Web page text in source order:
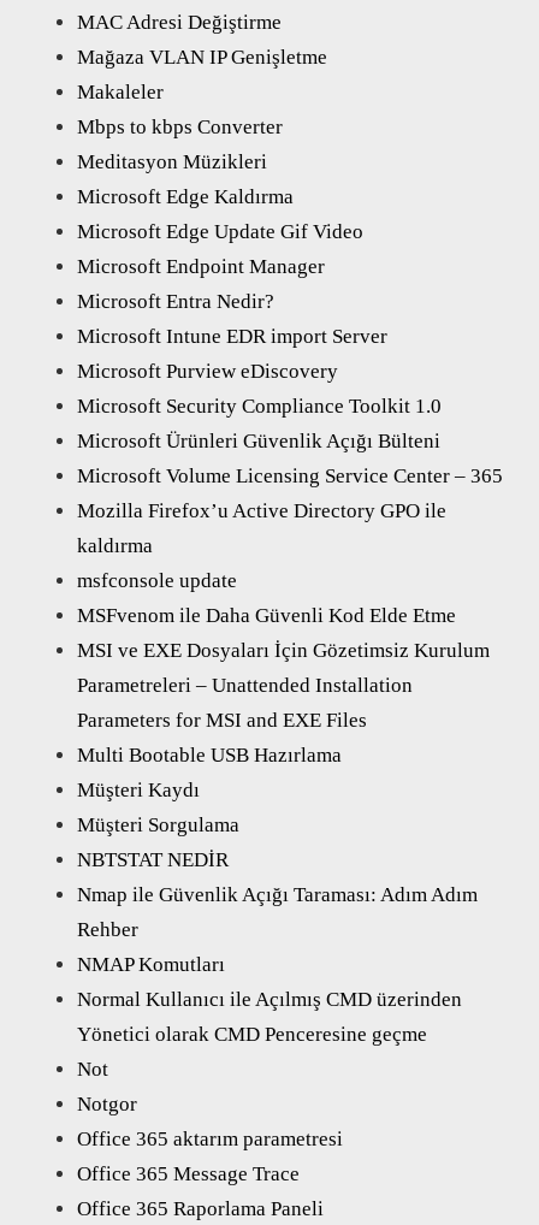
MAC Adresi Değiştirme
Mağaza VLAN IP Genişletme
Makaleler
Mbps to kbps Converter
Meditasyon Müzikleri
Microsoft Edge Kaldırma
Microsoft Edge Update Gif Video
Microsoft Endpoint Manager
Microsoft Entra Nedir?
Microsoft Intune EDR import Server
Microsoft Purview eDiscovery
Microsoft Security Compliance Toolkit 1.0
Microsoft Ürünleri Güvenlik Açığı Bülteni
Microsoft Volume Licensing Service Center – 365
Mozilla Firefox’u Active Directory GPO ile
kaldırma
msfconsole update
MSFvenom ile Daha Güvenli Kod Elde Etme
MSI ve EXE Dosyaları İçin Gözetimsiz Kurulum
Parametreleri – Unattended Installation
Parameters for MSI and EXE Files
Multi Bootable USB Hazırlama
Müşteri Kaydı
Müşteri Sorgulama
NBTSTAT NEDİR
Nmap ile Güvenlik Açığı Taraması: Adım Adım
Rehber
NMAP Komutları
Normal Kullanıcı ile Açılmış CMD üzerinden
Yönetici olarak CMD Penceresine geçme
Not
Notgor
Office 365 aktarım parametresi
Office 365 Message Trace
Office 365 Raporlama Paneli